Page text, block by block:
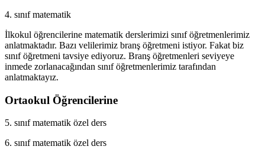
4. sınıf matematik
İlkokul öğrencilerine matematik derslerimizi sınıf öğretmenlerimiz
anlatmaktadır. Bazı velilerimiz branş öğretmeni istiyor. Fakat biz
sınıf öğretmeni tavsiye ediyoruz. Branş öğretmenleri seviyeye
inmede zorlanacağından sınıf öğretmenlerimiz tarafından
anlatmaktayız.
Ortaokul Öğrencilerine
5. sınıf matematik özel ders
6. sınıf matematik özel ders